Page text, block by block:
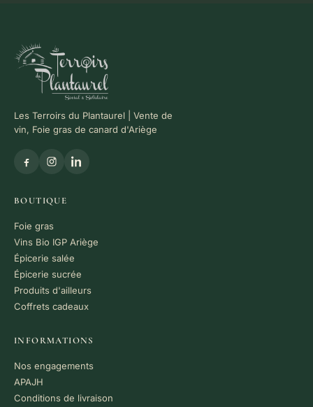
Les Terroirs du Plantaurel | Vente de
vin, Foie gras de canard d'Ariège
BOUTIQUE
Foie gras
Vins Bio IGP Ariège
Épicerie salée
Épicerie sucrée
Produits d'ailleurs
Coffrets cadeaux
INFORMATIONS
Nos engagements
APAJH
Conditions de livraison